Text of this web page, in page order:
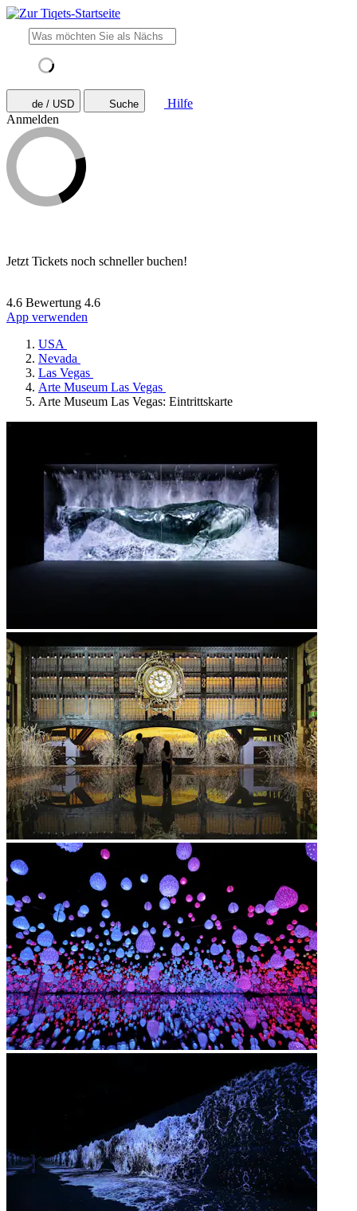
de / USD Suche
Hilfe
Anmelden
Jetzt Tickets noch schneller buchen!
4.6 Bewertung 4.6
App verwenden
USA
Nevada
Las Vegas
Arte Museum Las Vegas
Arte Museum Las Vegas: Eintrittskarte